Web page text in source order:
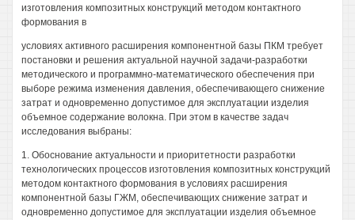
изготовления композитных конструкций методом контактного
формования в
условиях активного расширения компонентной базы ПКМ требует
постановки и решения актуальной научной задачи-разработки
методического и программно-математического обеспечения при
выборе режима изменения давления, обеспечивающего снижение
затрат и одновременно допустимое для эксплуатации изделия
объемное содержание волокна. При этом в качестве задач
исследования выбраны:
1. Обоснование актуальности и приоритетности разработки
технологических процессов изготовления композитных конструкций
методом контактного формования в условиях расширения
компонентной базы ГЖМ, обеспечивающих снижение затрат и
одновременно допустимое для эксплуатации изделия объемное